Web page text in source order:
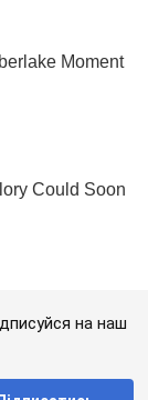
на наш